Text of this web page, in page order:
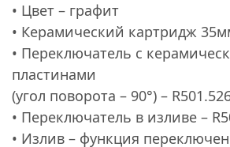
• Цвет – графит
• Керамический картридж
• Переключатель с
пластинами
(угол поворота – 90°) –
• Переключатель в изливе –
• Излив – функция